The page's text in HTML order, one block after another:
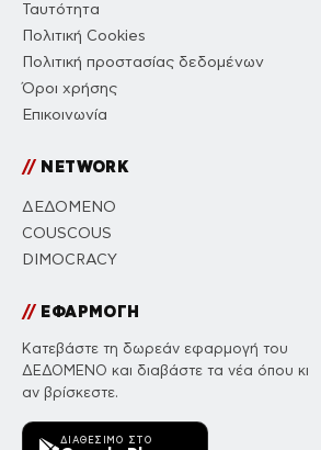
Ταυτότητα
Πολιτική Cookies
Πολιτική προστασίας δεδομένων
Όροι χρήσης
Επικοινωνία
//NETWORK
ΔΕΔΟΜΕΝΟ
COUSCOUS
DIMOCRACY
//ΕΦΑΡΜΟΓΗ
Κατεβάστε τη δωρεάν εφαρμογή του
ΔΕΔΟΜΕΝΟ και διαβάστε τα νέα όπου κι
αν βρίσκεστε.
ΔΙΑΘΈΣΙΜΟ ΣΤΟ